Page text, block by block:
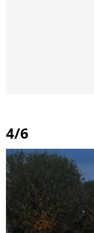
4/6